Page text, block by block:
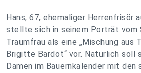
Hans, 67, ehemaliger Herrenfrisör
stellte sich in seinem Porträt vom
Traumfrau als eine „Mischung aus
Brigitte Bardot“ vor. Natürlich soll
Damen im Bauernkalender mit den